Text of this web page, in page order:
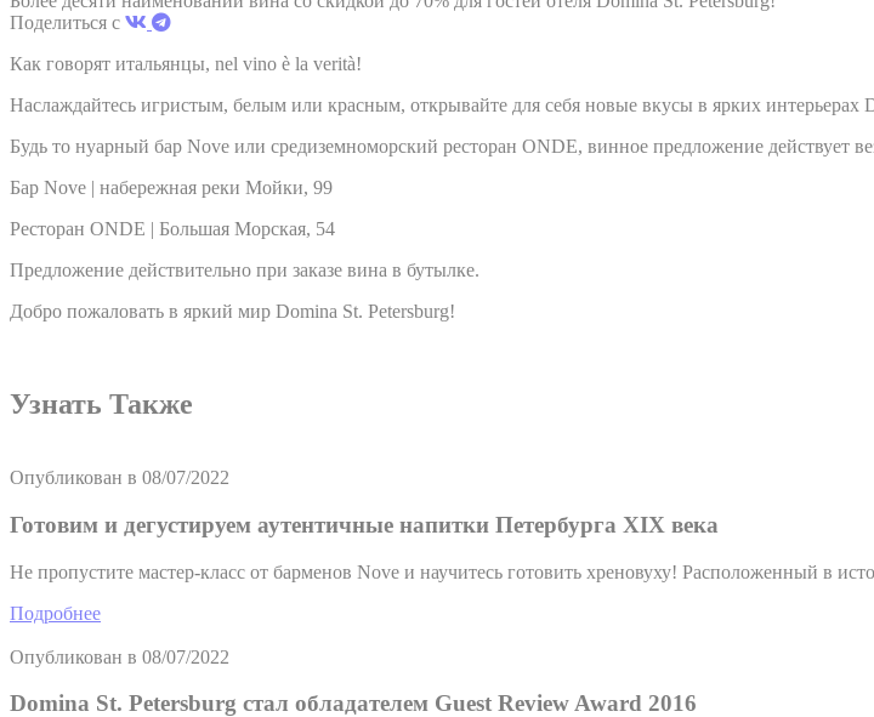
Поделиться с
Как говорят итальянцы, nel vino è la verità!
Наслаждайтесь игристым, белым или красным, открывайте для себя новые вкусы в ярких интерьерах
Будь то нуарный бар Nove или средиземноморский ресторан ONDE, винное предложение действует
Бар Nove | набережная реки Мойки, 99
Ресторан ONDE | Большая Морская, 54
Предложение действительно при заказе вина в бутылке.
Добро пожаловать в яркий мир Domina St. Petersburg!
Узнать Также
Опубликован в 08/07/2022
Готовим и дегустируем аутентичные напитки Петербурга XIX века
Не пропустите мастер-класс от барменов Nove и научитесь готовить хреновуху! Pасположенный в
Подробнее
Опубликован в 08/07/2022
Domina St. Petersburg стал обладателем Guest Review Award 2016